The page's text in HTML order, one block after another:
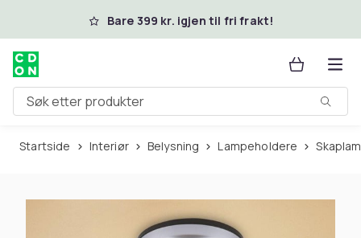
Hopp til hovedinnholdBare 399 kr. igjen til fri frakt!
Søk etter produkter
Startside Interiør Belysning Lampeholdere